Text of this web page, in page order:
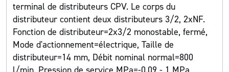
terminal de distributeurs CPV. Le corps du
distributeur contient deux distributeurs 3/2, 2xNF.
Fonction de distributeur=2x3/2 monostable, fermé,
Mode d'actionnement=électrique, Taille de
distributeur=14 mm, Débit nominal normal=800
l/min, Pression de service MPa=-0.09 - 1 MPa